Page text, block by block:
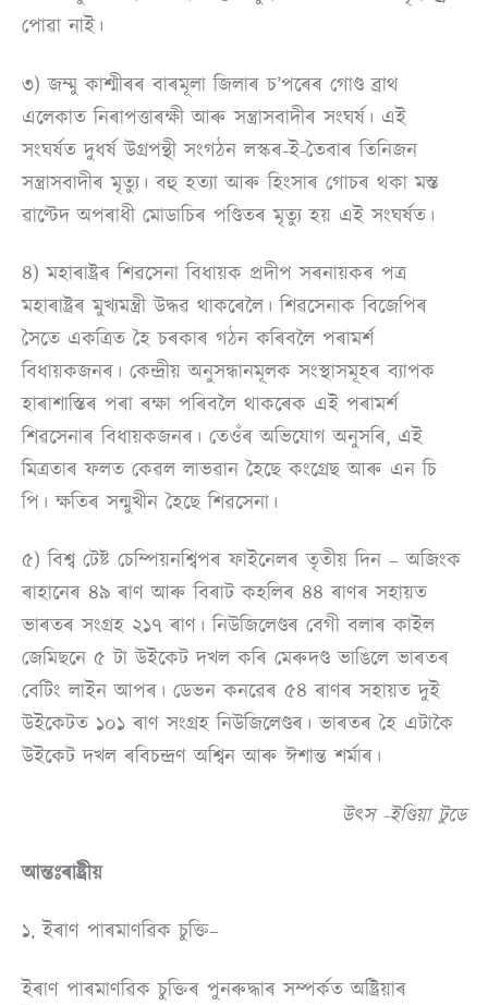
পোৱা নাই।
৩) জম্মু কাশ্মীৰৰ বাৰমূলা জিলাৰ চ’পৰেৰ গোণ্ড ব্ৰাথ
এলেকাত নিৰাপত্তাৰক্ষী আৰু সন্ত্ৰাসবাদীৰ সংঘৰ্ষ। এই
সংঘৰ্ষত দুধৰ্ষ উগ্ৰপন্থী সংগঠন লস্কৰ-ই-তৈবাৰ তিনিজন
সন্ত্ৰাসবাদীৰ মৃত্যু। বহু হত্যা আৰু হিংসাৰ গোচৰ থকা মস্ত
ৱাণ্টেদ অপৰাধী মোডাচিৰ পণ্ডিতৰ মৃত্যু হয় এই সংঘৰ্ষত।
৪) মহাৰাষ্ট্ৰৰ শিৱসেনা বিধায়ক প্ৰদীপ সৰনায়কৰ পত্ৰ
মহাৰাষ্ট্ৰৰ মুখ্যমন্ত্ৰী উদ্ধৱ থাকৰেলৈ। শিৱসেনাক বিজেপিৰ
সৈতে একত্ৰিত হৈ চৰকাৰ গঠন কৰিবলৈ পৰামৰ্শ
বিধায়কজনৰ। কেন্দ্ৰীয় অনুসন্ধানমূলক সংস্থাসমূহৰ ব্যাপক
হাৰাশাস্তিৰ পৰা ৰক্ষা পৰিবলৈ থাকৰেক এই পৰামৰ্শ
শিৱসেনাৰ বিধায়কজনৰ। তেওঁৰ অভিযোগ অনুসৰি, এই
মিত্ৰতাৰ ফলত কেৱল লাভৱান হৈছে কংগ্ৰেছ আৰু এন চি
পি। ক্ষতিৰ সন্মুখীন হৈছে শিৱসেনা।
৫) বিশ্ব টেষ্ট চেম্পিয়নশ্বিপৰ ফাইনেলৰ তৃতীয় দিন – অজিংক
ৰাহানেৰ ৪৯ ৰাণ আৰু বিৰাট কহলিৰ ৪৪ ৰাণৰ সহায়ত
ভাৰতৰ সংগ্ৰহ ২১৭ ৰাণ। নিউজিলেণ্ডৰ বেগী বলাৰ কাইল
জেমিছনে ৫ টা উইকেট দখল কৰি মেৰুদণ্ড ভাঙিলে ভাৰতৰ
বেটিং লাইন আপৰ। ডেভন কনৱেৰ ৫৪ ৰাণৰ সহায়ত দুই
উইকেটত ১০১ ৰাণ সংগ্ৰহ নিউজিলেণ্ডৰ। ভাৰতৰ হৈ এটাকৈ
উইকেট দখল ৰবিচন্দ্ৰণ অশ্বিন আৰু ঈশান্ত শৰ্মাৰ।
উৎস -ইণ্ডিয়া টুডে
আন্তঃৰাষ্ট্ৰীয়
১. ইৰাণ পাৰমাণৱিক চুক্তি–
ইৰাণ পাৰমাণৱিক চুক্তিৰ পুনৰুদ্ধাৰ সম্পৰ্কত অষ্ট্ৰিয়াৰ